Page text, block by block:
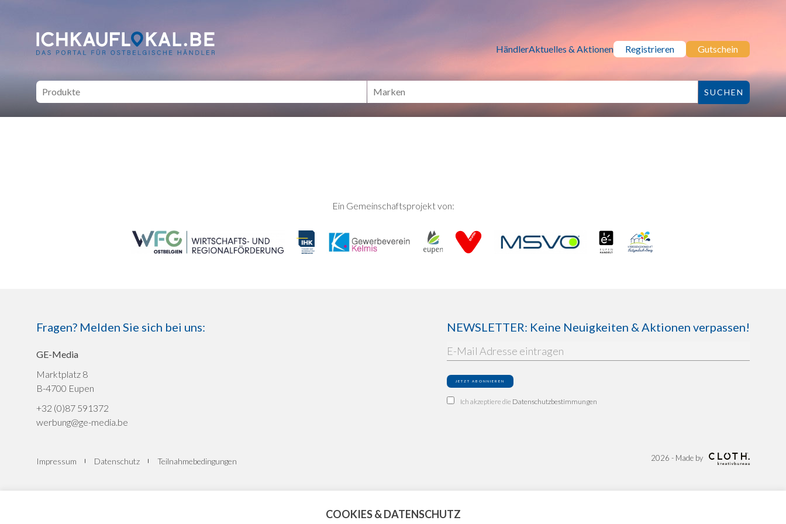
ich kauf lokal - Bei lokalen Händlern online Shoppen HändlerAktuelles & Aktionen Registrieren Gutschein
Ein Gemeinschaftsprojekt von:
Fragen? Melden Sie sich bei uns:
GE-Media
Marktplatz 8
B-4700 Eupen
+32 (0)87 591372
werbung@ge-media.be
NEWSLETTER: Keine Neuigkeiten & Aktionen verpassen!
Ich akzeptiere die Datenschutzbestimmungen
Impressum Datenschutz Teilnahmebedingungen 2026 - Made by
COOKIES & DATENSCHUTZ